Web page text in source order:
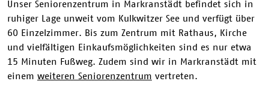
Unser Seniorenzentrum in Markranstädt befindet sich in
ruhiger Lage unweit vom Kulkwitzer See und verfügt über
60 Einzelzimmer. Bis zum Zentrum mit Rathaus, Kirche
und vielfältigen Einkaufsmöglichkeiten sind es nur etwa
15 Minuten Fußweg. Zudem sind wir in Markranstädt mit
einem weiteren Seniorenzentrum vertreten.